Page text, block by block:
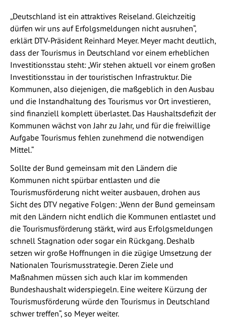
„Deutschland ist ein attraktives Reiseland. Gleichzeitig
dürfen wir uns auf Erfolgsmeldungen nicht ausruhen“,
erklärt DTV-Präsident Reinhard Meyer. Meyer macht deutlich,
dass der Tourismus in Deutschland vor einem erheblichen
Investitionsstau steht: „Wir stehen aktuell vor einem großen
Investitionsstau in der touristischen Infrastruktur. Die
Kommunen, also diejenigen, die maßgeblich in den Ausbau
und die Instandhaltung des Tourismus vor Ort investieren,
sind finanziell komplett überlastet. Das Haushaltsdefizit der
Kommunen wächst von Jahr zu Jahr, und für die freiwillige
Aufgabe Tourismus fehlen zunehmend die notwendigen
Mittel.“
Sollte der Bund gemeinsam mit den Ländern die
Kommunen nicht spürbar entlasten und die
Tourismusförderung nicht weiter ausbauen, drohen aus
Sicht des DTV negative Folgen: „Wenn der Bund gemeinsam
mit den Ländern nicht endlich die Kommunen entlastet und
die Tourismusförderung stärkt, wird aus Erfolgsmeldungen
schnell Stagnation oder sogar ein Rückgang. Deshalb
setzen wir große Hoffnungen in die zügige Umsetzung der
Nationalen Tourismusstrategie. Deren Ziele und
Maßnahmen müssen sich auch klar im kommenden
Bundeshaushalt widerspiegeln. Eine weitere Kürzung der
Tourismusförderung würde den Tourismus in Deutschland
schwer treffen“, so Meyer weiter.